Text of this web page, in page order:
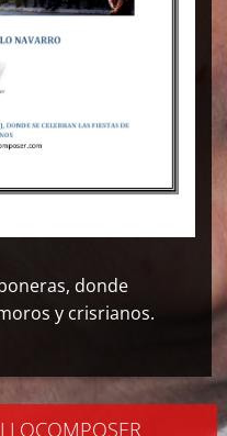
donde
y crisrianos.